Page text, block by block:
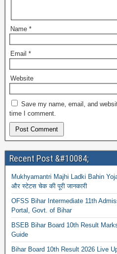
Name *
Email *
Website
Save my name, email, and
time I comment.
Recent Post &#10084;
Mukhyamantri Majhi Ladki Bahin
और स्टेटस चेक की पूरी जानकारी
OFSS Bihar Intermediate 11th
Portal, Govt. of Bihar
BSEB Bihar Board 10th Result
Guide
Bihar Board 10th Result 2026 Live